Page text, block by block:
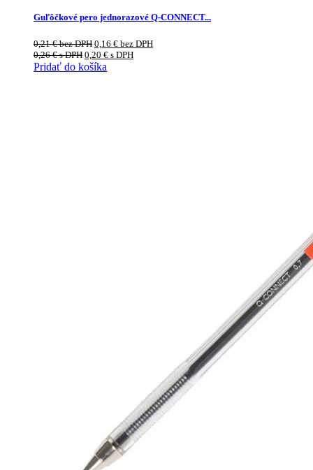
Guľôčkové pero jednorazové Q-CONNECT...
0,21€bez DPH 0,16 € bez DPH
0,26€s DPH 0,20 € s DPH
Pridať do košíka